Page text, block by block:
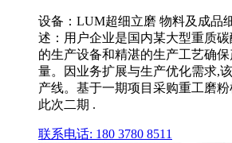
设备：LUM超细立磨 物料及成品
述：用户企业是国内某大型重质
的生产设备和精湛的生产工艺确
量。因业务扩展与生产优化需求,
产线。基于一期项目采购重工磨
此次二期 .
联系电话: 180 3780 8511